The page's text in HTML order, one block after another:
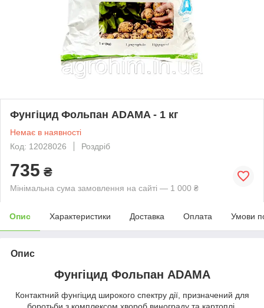
Фунгіцид Фольпан ADAMA - 1 кг
Немає в наявності
Код: 12028026
Роздріб
735 ₴
Мінімальна сума замовлення на сайті — 1 000 ₴
Опис Характеристики Доставка Оплата Умови
Опис
Фунгіцид Фольпан ADAMA
Контактний фунгіцид широкого спектру дії, призначений для